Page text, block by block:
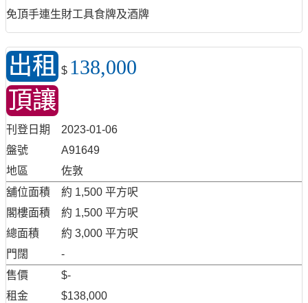
免頂手連生財工具食牌及酒牌
出租 $ 138,000
頂讓
刊登日期
2023-01-06
盤號
A91649
地區
佐敦
舖位面積
約 1,500 平方呎
閣樓面積
約 1,500 平方呎
總面積
約 3,000 平方呎
門闊
-
售價
$-
租金
$138,000